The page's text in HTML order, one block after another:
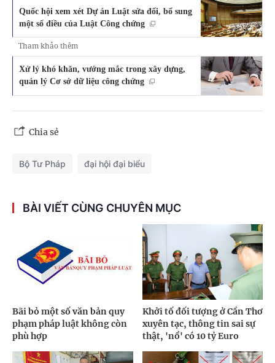
Quốc hội xem xét Dự án Luật sửa đổi, bổ sung
một số điều của Luật Công chứng
Tham khảo thêm
Xử lý khó khăn, vướng mắc trong xây dựng,
quản lý Cơ sở dữ liệu công chứng
Chia sẻ
Bộ Tư Pháp đại hội đại biểu
BÀI VIẾT CÙNG CHUYÊN MỤC
Bãi bỏ một số văn bản quy
phạm pháp luật không còn
phù hợp
Khởi tố đối tượng ở Cần Thơ
xuyên tạc, thông tin sai sự
thật, 'nổ' có 10 tỷ Euro